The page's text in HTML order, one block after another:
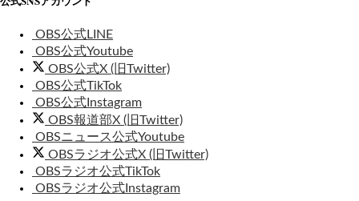
OBS公式LINE
OBS公式Youtube
OBS公式X (旧Twitter)
OBS公式TikTok
OBS公式Instagram
OBS報道部X (旧Twitter)
OBSニュース公式Youtube
OBSラジオ公式X (旧Twitter)
OBSラジオ公式TikTok
OBSラジオ公式Instagram